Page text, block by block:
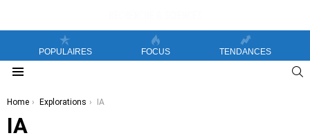
POPULAIRES FOCUS TENDANCES
You are here:
Home Explorations IA
IA